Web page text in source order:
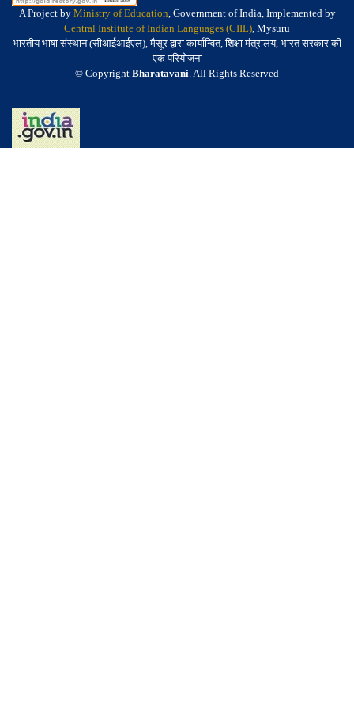
A Project by Ministry of Education, Government of India, Implemented by
Central Institute of Indian Languages (CIIL), Mysuru
भारतीय भाषा संस्थान (सीआईआईएल), मैसूर द्वारा कार्यान्वित, शिक्षा मंत्रालय, भारत सरकार की
एक परियोजना
© Copyright Bharatavani. All Rights Reserved